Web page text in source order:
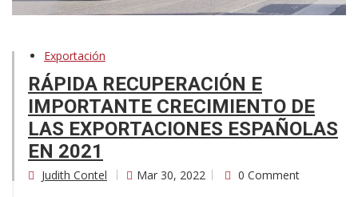
Exportación
RÁPIDA RECUPERACIÓN E
IMPORTANTE CRECIMIENTO DE
LAS EXPORTACIONES ESPAÑOLAS
EN 2021
Judith Contel Mar 30, 2022 0 Comment